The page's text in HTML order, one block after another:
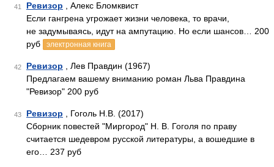
41 Ревизор , Алекс Бломквист
Если гангрена угрожает жизни человека, то врачи,
не задумываясь, идут на ампутацию. Но если шансов… 200
руб
электронная книга
42 Ревизор , Лев Правдин (1967)
Предлагаем вашему вниманию роман Льва Правдина
"Ревизор" 200 руб
43 Ревизор , Гоголь Н.В. (2017)
Сборник повестей "Миргород" Н. В. Гоголя по праву
считается шедевром русской литературы, а вошедшие в
его… 237 руб